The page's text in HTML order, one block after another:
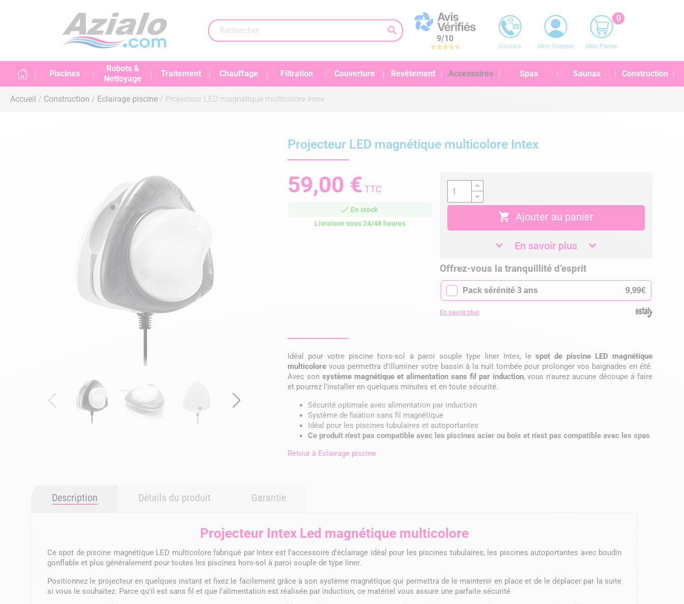

9/10
Contact Mon Compte
0
Mon Panier
Piscines
Robots &
Nettoyage
Traitement Chauffage Filtration Couverture Revêtement Accessoires Spas Saunas Construction
Accueil Construction Eclairage piscine Projecteur LED magnétique multicolore Intex
Projecteur LED magnétique multicolore Intex
59,00 € TTC
En stock
Livraison sous 24/48 heures
 Ajouter au panier
En savoir plus
Offrez-vous la tranquillité d’esprit
✓ Pack sérénité 3 ans 9,99€
En savoir plus
Idéal pour votre piscine hors-sol à paroi souple type liner Intex, le spot de piscine LED magnétique
multicolore vous permettra d'illuminer votre bassin à la nuit tombée pour prolonger vos baignades en été.
Avec sonsystème magnétique et alimentation sans fil par induction, vous n'aurez aucune découpe à faire
et pourrez l'installer en quelques minutes et en toute sécurité.
Sécurité optimale avec alimentation par induction
Système de fixation sans fil magnétique
Idéal pour les piscines tubulaires et autoportantes
Ce produit n'est pas compatible avec les piscines acier ou bois et n'est pas compatible avec les spas
Retour à Eclairage piscine
Description Détails du produit Garantie
Projecteur Intex Led magnétique multicolore
Ce spot de piscine magnétique LED multicolore fabriqué par Intex est l'accessoire d'éclairage idéal pour les piscines tubulaires, les piscines autoportantes avec boudin
gonflable et plus généralement pour toutes les piscines hors-sol à paroi souple de type liner.
Positionnez le projecteur en quelques instant et fixez le facilement grâce à son système magnétique qui permettra de le maintenir en place et de le déplacer par la suite
si vous le souhaitez. Parce qu'il est sans fil et que l'alimentation est réalisée par induction, ce matériel vous assure une parfaite sécurité